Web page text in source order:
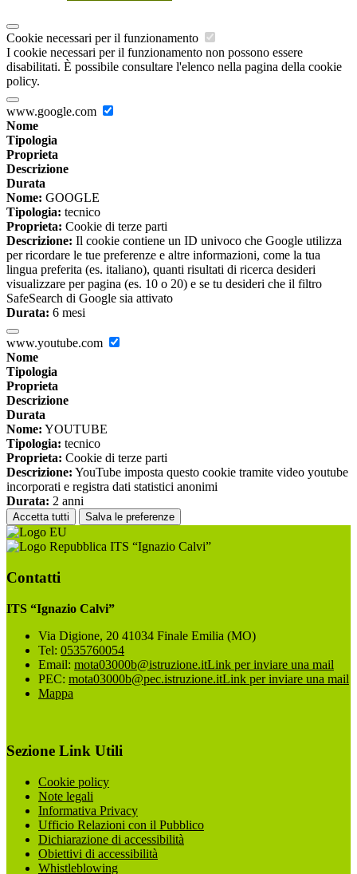
Cookie necessari per il funzionamento
I cookie necessari per il funzionamento non possono essere
disabilitati. È possibile consultare l'elenco nella pagina della cookie
policy.
www.google.com
Nome
Tipologia
Proprieta
Descrizione
Durata
Nome: GOOGLE
Tipologia: tecnico
Proprieta: Cookie di terze parti
Descrizione: Il cookie contiene un ID univoco che Google utilizza
per ricordare le tue preferenze e altre informazioni, come la tua
lingua preferita (es. italiano), quanti risultati di ricerca desideri
visualizzare per pagina (es. 10 o 20) e se tu desideri che il filtro
SafeSearch di Google sia attivato
Durata: 6 mesi
www.youtube.com
Nome
Tipologia
Proprieta
Descrizione
Durata
Nome: YOUTUBE
Tipologia: tecnico
Proprieta: Cookie di terze parti
Descrizione: YouTube imposta questo cookie tramite video youtube
incorporati e registra dati statistici anonimi
Durata: 2 anni
Accetta tutti Salva le preferenze
ITS “Ignazio Calvi”
Contatti
ITS “Ignazio Calvi”
Via Digione, 20 41034 Finale Emilia (MO)
Tel: 0535760054
Email: mota03000b@istruzione.itLink per inviare una mail
PEC: mota03000b@pec.istruzione.itLink per inviare una mail
Mappa
Sezione Link Utili
Cookie policy
Note legali
Informativa Privacy
Ufficio Relazioni con il Pubblico
Dichiarazione di accessibilità
Obiettivi di accessibilità
Whistleblowing